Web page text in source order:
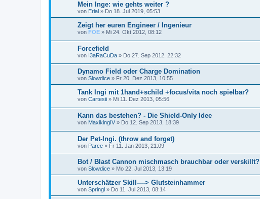
Mein Inge: wie gehts weiter ?
von Erial » Do 18. Jul 2019, 05:53
Zeigt her euren Engineer / Ingenieur
von FOE » Mi 24. Okt 2012, 08:12
Forcefield
von I3aRaCuDa » Do 27. Sep 2012, 22:32
Dynamo Field oder Charge Domination
von Slowdice » Fr 20. Dez 2013, 10:55
Tank Ingi mit 1hand+schild +focus/vita noch spielbar?
von Cartesii » Mi 11. Dez 2013, 05:56
Kann das bestehen? - Die Shield-Only Idee
von MaxikingIV » Do 12. Sep 2013, 18:39
Der Pet-Ingi. (throw and forget)
von Parce » Fr 11. Jan 2013, 21:09
Bot / Blast Cannon mischmasch brauchbar oder verskillt?
von Slowdice » Mo 22. Jul 2013, 13:19
Unterschätzer Skill----> Glutsteinhammer
von Springl » Do 11. Jul 2013, 08:14